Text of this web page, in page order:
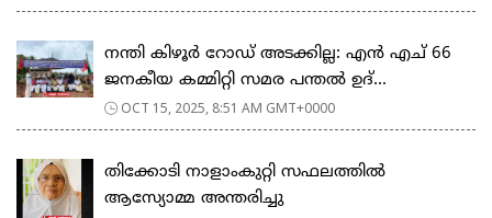
നന്തി കിഴൂർ റോഡ് അടക്കില്ല: എൻ എച് 66
ജനകീയ കമ്മിറ്റി സമര പന്തൽ ഉദ്...
OCT 15, 2025, 8:51 AM GMT+0000
തിക്കോടി നാളാംകുറ്റി സഫലത്തിൽ
ആസ്യോമ്മ അന്തരിച്ചു